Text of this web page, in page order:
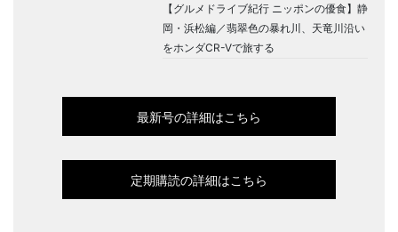
【グルメドライブ紀行 ニッポンの優食】静
岡・浜松編／翡翠色の暴れ川、天竜川沿い
をホンダCR-Vで旅する
最新号の詳細はこちら
定期購読の詳細はこちら